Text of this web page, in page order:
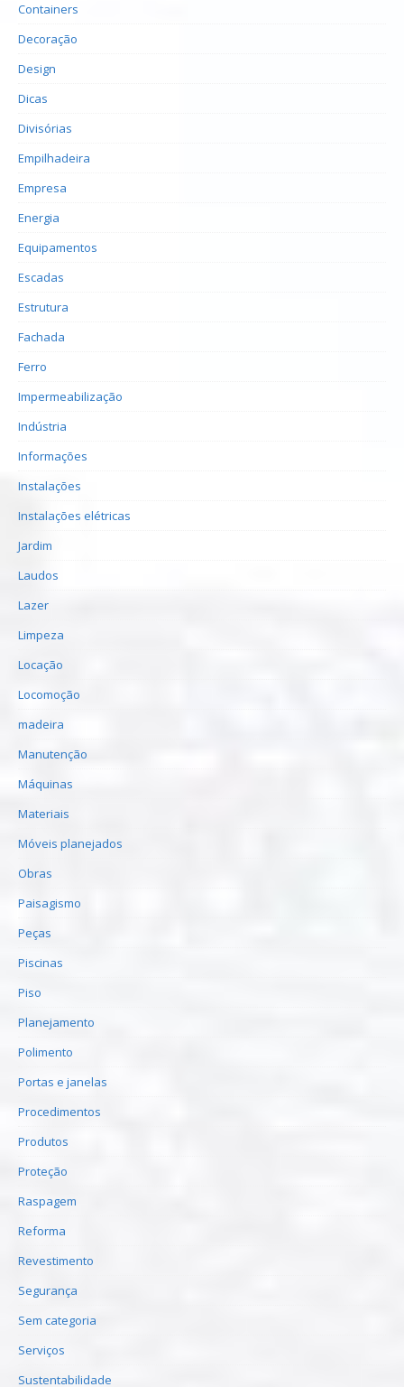
Containers
Decoração
Design
Dicas
Divisórias
Empilhadeira
Empresa
Energia
Equipamentos
Escadas
Estrutura
Fachada
Ferro
Impermeabilização
Indústria
Informações
Instalações
Instalações elétricas
Jardim
Laudos
Lazer
Limpeza
Locação
Locomoção
madeira
Manutenção
Máquinas
Materiais
Móveis planejados
Obras
Paisagismo
Peças
Piscinas
Piso
Planejamento
Polimento
Portas e janelas
Procedimentos
Produtos
Proteção
Raspagem
Reforma
Revestimento
Segurança
Sem categoria
Serviços
Sustentabilidade